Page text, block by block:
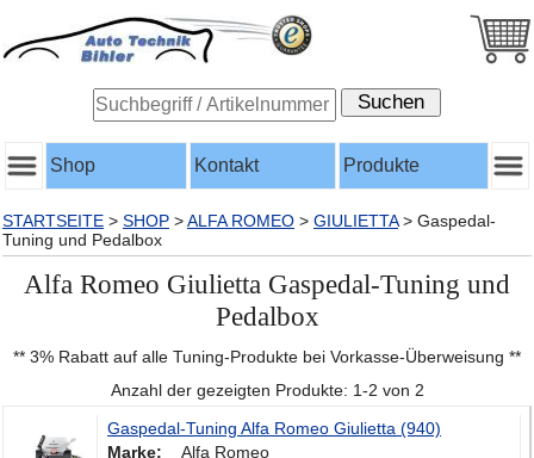
Shop Kontakt Produkte
STARTSEITE > SHOP >ALFA ROMEO > GIULIETTA > Gaspedal-
Tuning und Pedalbox
Alfa Romeo Giulietta Gaspedal-Tuning und
Pedalbox
** 3% Rabatt auf alle Tuning-Produkte bei Vorkasse-Überweisung **
Anzahl der gezeigten Produkte: 1-2 von 2
Gaspedal-Tuning Alfa Romeo Giulietta (940)
Marke:
Alfa Romeo